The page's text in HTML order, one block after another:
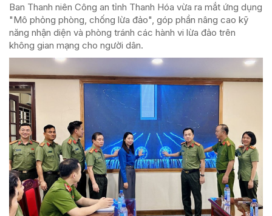
Ban Thanh niên Công an tỉnh Thanh Hóa vừa ra mắt ứng dụng
"Mô phỏng phòng, chống lừa đảo", góp phần nâng cao kỹ
năng nhận diện và phòng tránh các hành vi lừa đảo trên
không gian mạng cho người dân.